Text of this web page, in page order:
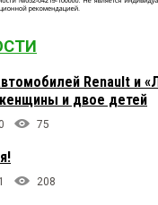
Renault и
и двое детей
0 75
1 208